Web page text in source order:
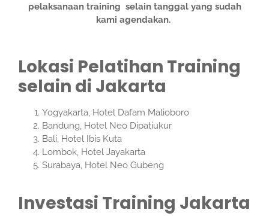
pelaksanaan training selain tanggal yang sudah
kami agendakan.
Lokasi Pelatihan Training
selain di Jakarta
Yogyakarta, Hotel Dafam Malioboro
Bandung, Hotel Neo Dipatiukur
Bali, Hotel Ibis Kuta
Lombok, Hotel Jayakarta
Surabaya, Hotel Neo Gubeng
Investasi Training Jakarta